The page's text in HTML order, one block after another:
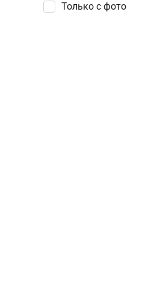
Только с фото